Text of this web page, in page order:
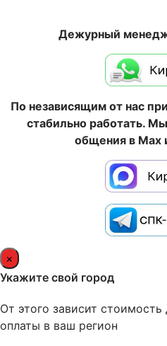
Дежурный
По независящим от нас
стабильно работать.
общения в Max
×
Укажите свой город
От этого зависит
оплаты в ваш регион